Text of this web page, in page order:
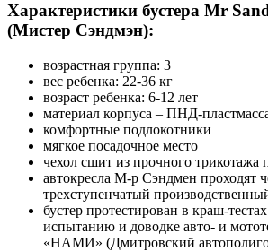
Характеристики бустера Mr
(Мистер Сэндмэн):
возрастная группа: 3
вес ребенка: 22-36 кг
возраст ребенка: 6-12 лет
материал корпуса – ПНД-
комфортные подлокотники
мягкое посадочное место
чехол сшит из прочного трикотажа
автокресла М-р Сэндмен проходят
трехступенчатый
бустер протестирован в краш-
испытанию и доводке авто- и
«НАМИ» (Дмитровский